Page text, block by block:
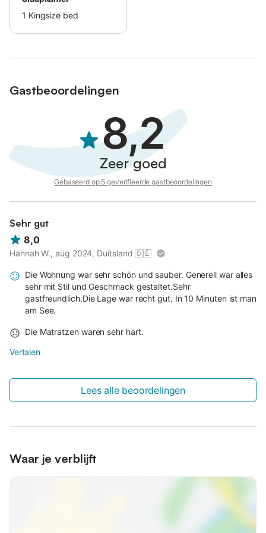
1 Kingsize bed
Gastbeoordelingen
8,2
Zeer goed
Gebaseerd op 5 geverifieerde gastbeoordelingen
Sehr gut
8,0
Hannah W., aug 2024, Duitsland 🇩🇪
Die Wohnung war sehr schön und sauber. Generell war alles
sehr mit Stil und Geschmack gestaltet.Sehr
gastfreundlich.Die Lage war recht gut. In 10 Minuten ist man
am See.
Die Matratzen waren sehr hart.
Vertalen
Lees alle beoordelingen
Waar je verblijft